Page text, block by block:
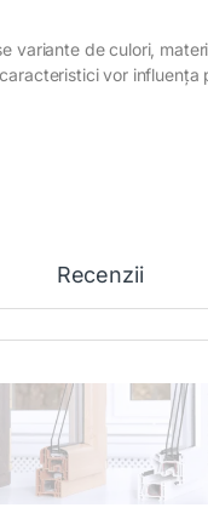
variante de culori,
vor influența
Recenzii